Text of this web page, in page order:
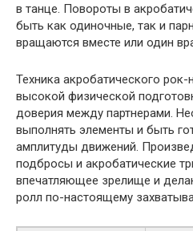
в танце. Повороты в
быть как одиночные, так и
вращаются вместе или один
Техника акробатического
высокой физической
доверия между партнерами.
выполнять элементы и быть
амплитуды движений.
подбросы и акробатические
впечатляющее зрелище и
ролл по-настоящему